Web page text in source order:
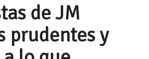
de JM
prudentes y